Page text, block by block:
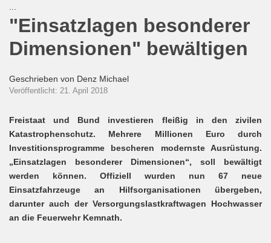
"Einsatzlagen besonderer
Dimensionen" bewältigen
Geschrieben von Denz Michael
Veröffentlicht: 21. April 2018
Freistaat und Bund investieren fleißig in den zivilen
Katastrophenschutz. Mehrere Millionen Euro durch
Investitionsprogramme bescheren modernste Ausrüstung.
„Einsatzlagen besonderer Dimensionen“, soll bewältigt
werden können. Offiziell wurden nun 67 neue
Einsatzfahrzeuge an Hilfsorganisationen übergeben,
darunter auch der Versorgungslastkraftwagen Hochwasser
an die Feuerwehr Kemnath.